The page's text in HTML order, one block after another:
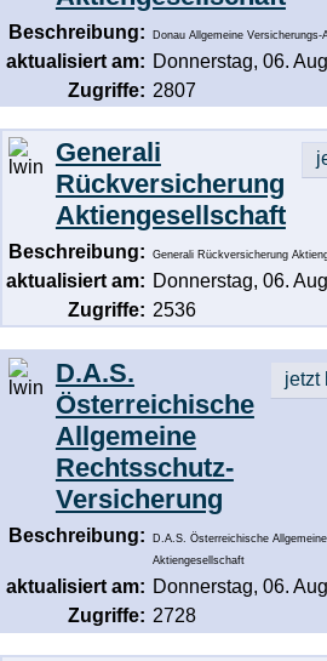
Beschreibung: Donau Allgemeine
aktualisiert am: Donnerstag, 06.
Zugriffe: 2807
Generali
Rückversicherung
Aktiengesellschaft
Beschreibung: Generali Rückversicherung
aktualisiert am: Donnerstag, 06.
Zugriffe: 2536
D.A.S.
Österreichische
Allgemeine
Rechtsschutz-
Versicherung
jetzt
Beschreibung:
D.A.S. Österreichische
Aktiengesellschaft
aktualisiert am: Donnerstag, 06.
Zugriffe: 2728